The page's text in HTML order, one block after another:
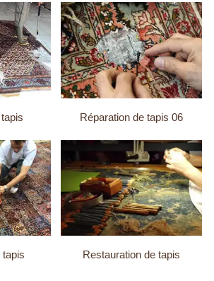
Réparation de tapis 06
tapis Restauration de tapis